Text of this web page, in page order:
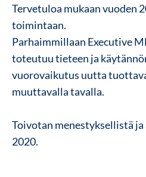
Tervetuloa mukaan vuoden
toimintaan.
Parhaimmillaan Executive
toteutuu tieteen ja
vuorovaikutus uutta
muuttavalla tavalla.
Toivotan menestyksellistä
2020.